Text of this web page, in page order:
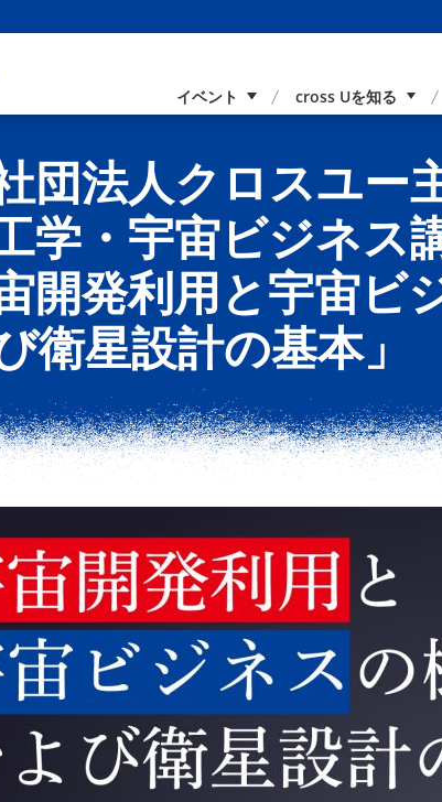
イベント
cross Uを知る
理事長挨拶
組織概要
サポーター紹介
団法人クロスユー
学・宇宙ビジネス
宙開発利用と宇宙ビ
衛星設計の基本」